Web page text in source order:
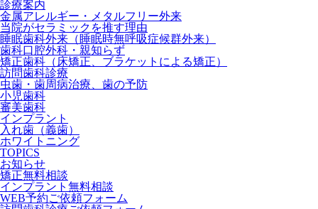
診療案内
金属アレルギー・メタルフリー外来
当院がセラミックを推す理由
睡眠歯科外来（睡眠時無呼吸症候群外来）
歯科口腔外科・親知らず
矯正歯科（床矯正、ブラケットによる矯正）
訪問歯科診療
虫歯・歯周病治療、歯の予防
小児歯科
審美歯科
インプラント
入れ歯（義歯）
ホワイトニング
TOPICS
お知らせ
矯正無料相談
インプラント無料相談
WEB予約ご依頼フォーム